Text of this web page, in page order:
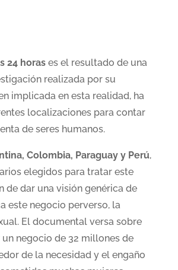
24 horases el resultado de una
realizada por su
implicada en esta realidad, ha
localizaciones para contar
de seres humanos.
Colombia, Paraguay y Perú,
elegidos para tratar este
de dar una visión genérica de
este negocio perverso, la
El documental versa sobre
negocio de 32 millones de
de la necesidad y el engaño